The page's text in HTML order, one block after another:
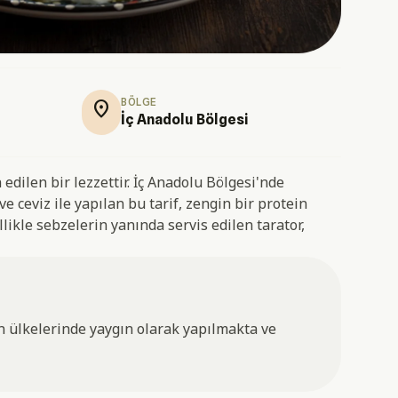
location_on BÖLGE
İç Anadolu Bölgesi
edilen bir lezzettir. İç Anadolu Bölgesi'nde
ceviz ile yapılan bu tarif, zengin bir protein
sebzelerin yanında servis edilen tarator,
yaygın olarak yapılmakta ve